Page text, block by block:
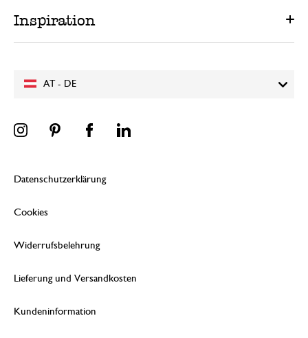
AT - DE
Inspiration
Datenschutzerklärung
Cookies
Widerrufsbelehrung
Lieferung und Versandkosten
Kundeninformation